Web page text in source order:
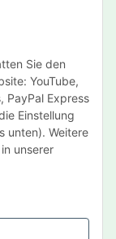
Sie den
YouTube,
PayPal Express
Einstellung
unten). Weitere
unserer